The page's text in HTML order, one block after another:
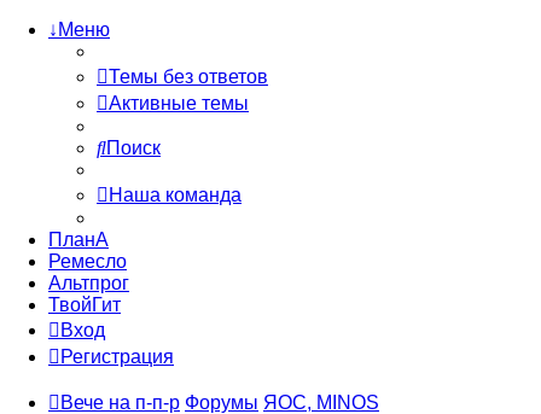
↓Меню
Темы без ответов
Активные темы
Поиск
Наша команда
ПланА
Ремесло
Альтпрог
ТвойГит
Вход
Регистрация
Вече на п-п-р Форумы ЯОС, MINOS